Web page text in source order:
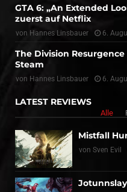
GTA 6: „An Extended
zuerst auf Netflix
von Hannes Linsbauer 6.
The Division
Steam
von Hannes Linsbauer 6.
LATEST REVIEWS
Alle
Mistfall
von Sven Evil